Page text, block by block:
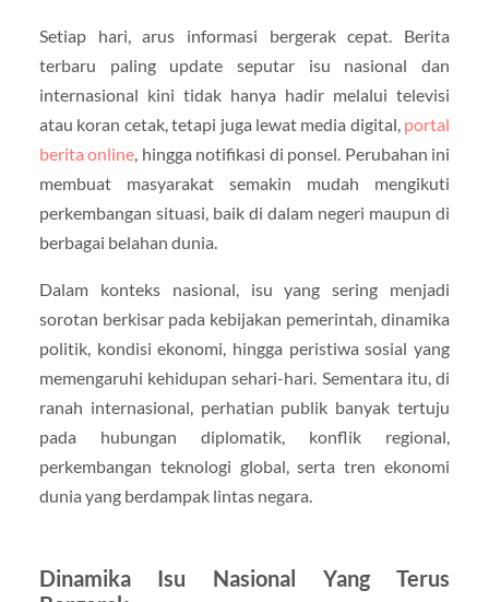
Setiap hari, arus informasi bergerak cepat. Berita
terbaru paling update seputar isu nasional dan
internasional kini tidak hanya hadir melalui televisi
atau koran cetak, tetapi juga lewat media digital, portal
berita online, hingga notifikasi di ponsel. Perubahan ini
membuat masyarakat semakin mudah mengikuti
perkembangan situasi, baik di dalam negeri maupun di
berbagai belahan dunia.
Dalam konteks nasional, isu yang sering menjadi
sorotan berkisar pada kebijakan pemerintah, dinamika
politik, kondisi ekonomi, hingga peristiwa sosial yang
memengaruhi kehidupan sehari-hari. Sementara itu, di
ranah internasional, perhatian publik banyak tertuju
pada hubungan diplomatik, konflik regional,
perkembangan teknologi global, serta tren ekonomi
dunia yang berdampak lintas negara.
Dinamika Isu Nasional Yang Terus